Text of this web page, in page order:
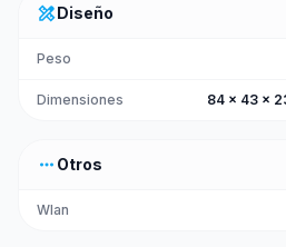
design_servicesDiseño
Peso
Dimensiones 84 x 43 x
more_horiz Otros
Wlan